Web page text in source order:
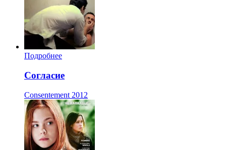
Подробнее
Согласие
Consentement 2012